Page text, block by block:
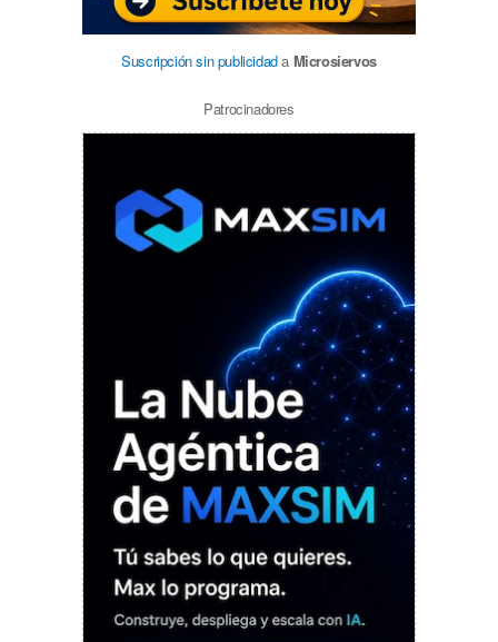
Suscripción sin publicidada Microsiervos
Patrocinadores